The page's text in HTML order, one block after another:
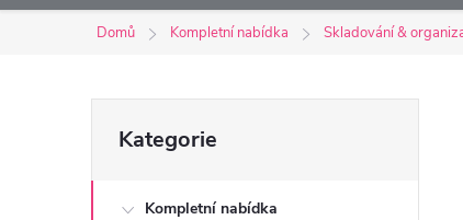
Domů Kompletní nabídka Skladování &
o
kategorie
Kategorie
Kompletní nabídka